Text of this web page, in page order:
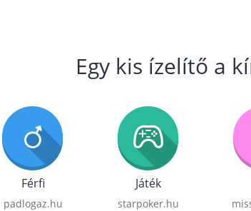
Egy kis ízelítő a
Férfi
padlogaz.hu
Játék
starpoker.hu